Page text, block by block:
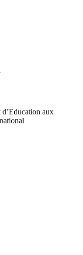
d’Education aux